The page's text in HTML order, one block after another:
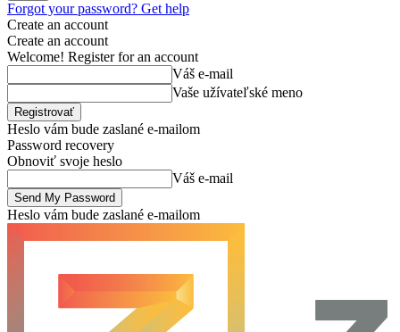
Forgot your password? Get help
Create an account
Create an account
Welcome! Register for an account
Váš e-mail
Vaše užívateľské meno
Heslo vám bude zaslané e-mailom
Password recovery
Obnoviť svoje heslo
Váš e-mail
Heslo vám bude zaslané e-mailom